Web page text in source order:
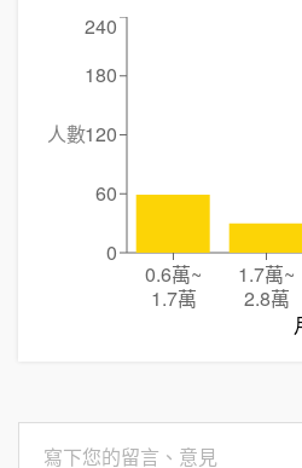
0.6萬~
1.7萬
1.7萬~
2.8萬
0
60
120
180
240
人數